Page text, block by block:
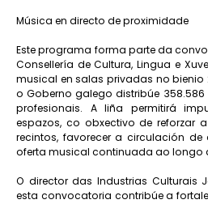
Música en directo de proximidade
Este programa forma parte da
Consellería de Cultura, Lingua e
musical en salas privadas no bienio
o Goberno galego distribúe 358.586
profesionais. A liña permitirá
espazos, co obxectivo de reforzar
recintos, favorecer a circulación
oferta musical continuada ao longo
O director das Industrias Culturais
esta convocatoria contribúe a